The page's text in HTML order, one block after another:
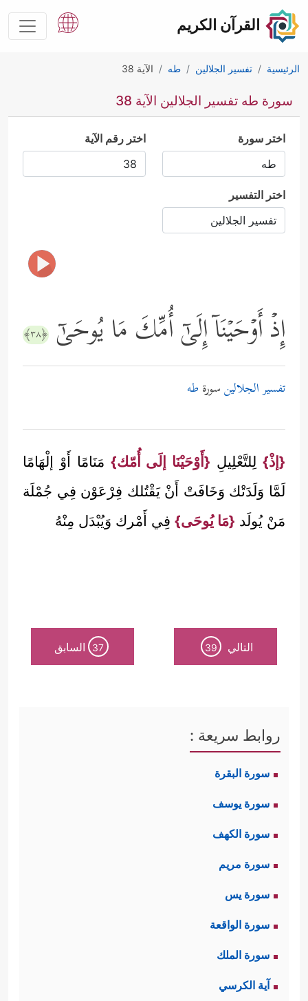
القرآن الكريم
الرئيسية تفسير الجلالين طه الآية 38
سورة طه تفسير الجلالين الآية 38
اختر سورة اختر رقم الآية
اختر التفسير
إِذۡ أَوۡحَیۡنَاۤ إِلَىٰۤ أُمِّكَ مَا یُوحَىٰۤ ﴿٣٨﴾
تفسير الجلالينسورة طه
{إذْ}لِلتَّعْلِيلِ {أَوْحَيْنَا إلَى أُمّك} مَنَامًا أَوْ إلْهَامًا
لَمَّا وَلَدَتْك وَخَافَتْ أَنْ يَقْتُلك فِرْعَوْن فِي جُمْلَة
مَنْ يُولَد {مَا يُوحَى} فِي أَمْرك وَيُبْدَل مِنْهُ
التالي 39
37 السابق
روابط سريعة :
سورة البقرة
سورة يوسف
سورة الكهف
سورة مريم
سورة يس
سورة الواقعة
سورة الملك
آية الكرسي